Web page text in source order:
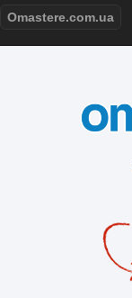
Omastere.com.ua